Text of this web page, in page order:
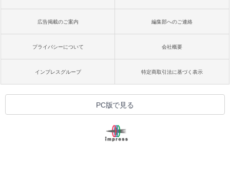
広告掲載のご案内 編集部へのご連絡
プライバシーについて 会社概要
インプレスグループ 特定商取引法に基づく表示
PC版で見る